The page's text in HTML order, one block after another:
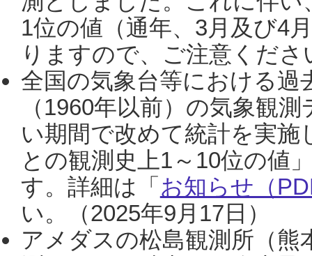
1位の値（通年、3月及び4
りますので、ご注意くだ
全国の気象台等における過
（1960年以前）の気象観
い期間で改めて統計を実
との観測史上1～10位の値
す。詳細は「 お知らせ（
い。（2025年9月17日）
アメダスの松島観測所（熊